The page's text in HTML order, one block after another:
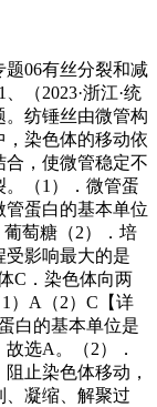
06有丝分裂和减
（2023·浙江·统
纺锤丝由微管构
，染色体的移动依
合，使微管稳定不
（1）．微管蛋
管蛋白的基本单位
萄糖（2）．培
受影响最大的是
C．染色体向两
）A（2）C【详
白的基本单位是
选A。（2）．
止染色体移动，
、凝缩、解聚过